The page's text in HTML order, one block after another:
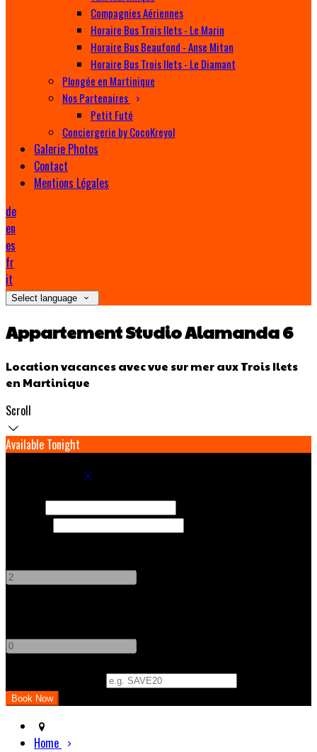
Compagnies Aériennes
Horaire Bus Trois Ilets - Le Marin
Horaire Bus Beaufond - Anse Mitan
Horaire Bus Trois Ilets - Le Diamant
Plongée en Martinique
Nos Partenaires
Petit Futé
Conciergerie by CocoKreyol
Galerie Photos
Contact
Mentions Légales
de
en
es
fr
it
Select language
Appartement Studio Alamanda 6
Location vacances avec vue sur mer aux Trois Ilets
en Martinique
Scroll
Available Tonight
Home